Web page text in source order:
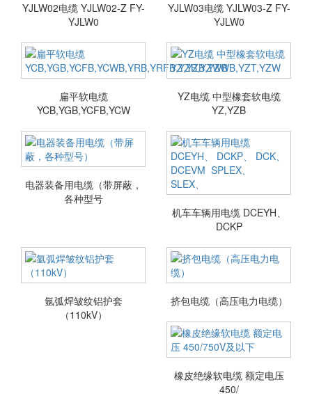
YJLW02电缆 YJLW02-Z FY-
YJLW0
YJLW03电缆 YJLW03-Z FY-
YJLW0
扁平软电缆
YCB,YGB,YCFB,YCW
YZ电缆 中型橡套软电缆
YZ,YZB
电器装备用电缆（带屏蔽，
各种型号
机车车辆用电缆 DCEYH、
DCKP
氩弧焊皱纹铝护套
（110kV）
挤包电缆（高压电力电缆）
橡皮绝缘软电缆 额定电压
450/